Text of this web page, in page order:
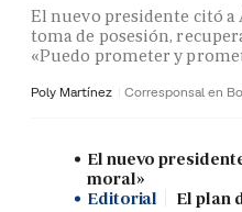
El nuevo presidente citó a
toma de posesión,
«Puedo prometer y
Poly Martínez Corresponsal en
El nuevo
moral»
Editorial
El plan